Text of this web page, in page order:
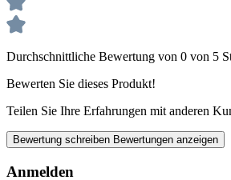
Durchschnittliche Bewertung von 0 von 5
Bewerten Sie dieses Produkt!
Teilen Sie Ihre Erfahrungen mit anderen
Bewertung schreiben Bewertungen anzeigen
Anmelden